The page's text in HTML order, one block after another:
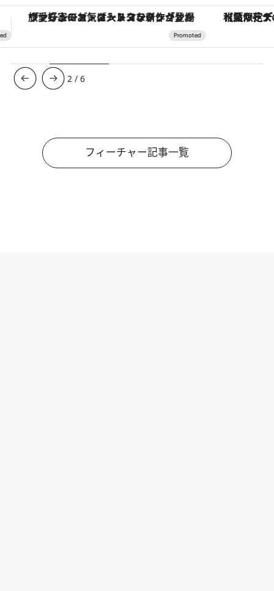
【夏限定ディナーコース】旬を迎える稚鮎や花ズッキーニなどをイタリア・トスカーナの郷土料理の手法で満喫！
3 /6
フィーチャー記事一覧